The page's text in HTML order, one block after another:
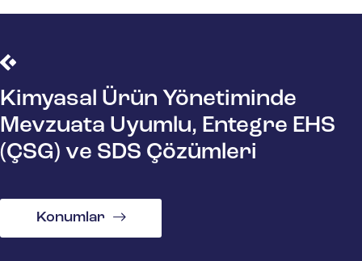
Kimyasal Ürün Yönetiminde
Mevzuata Uyumlu, Entegre EHS
(ÇSG) ve SDS Çözümleri
Konumlar